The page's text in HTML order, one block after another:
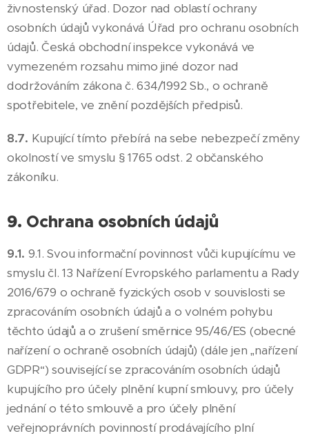
živnostenský úřad. Dozor nad oblastí ochrany
osobních údajů vykonává Úřad pro ochranu osobních
údajů. Česká obchodní inspekce vykonává ve
vymezeném rozsahu mimo jiné dozor nad
dodržováním zákona č. 634/1992 Sb., o ochraně
spotřebitele, ve znění pozdějších předpisů.
8.7. Kupující tímto přebírá na sebe nebezpečí změny
okolností ve smyslu § 1765 odst. 2 občanského
zákoníku.
9. Ochrana osobních údajů
9.1. 9.1. Svou informační povinnost vůči kupujícímu ve
smyslu čl. 13 Nařízení Evropského parlamentu a Rady
2016/679 o ochraně fyzických osob v souvislosti se
zpracováním osobních údajů a o volném pohybu
těchto údajů a o zrušení směrnice 95/46/ES (obecné
nařízení o ochraně osobních údajů) (dále jen „nařízení
GDPR“) související se zpracováním osobních údajů
kupujícího pro účely plnění kupní smlouvy, pro účely
jednání o této smlouvě a pro účely plnění
veřejnoprávních povinností prodávajícího plní